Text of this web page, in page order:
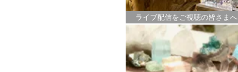
ライブ配信をご視聴の皆さまへ